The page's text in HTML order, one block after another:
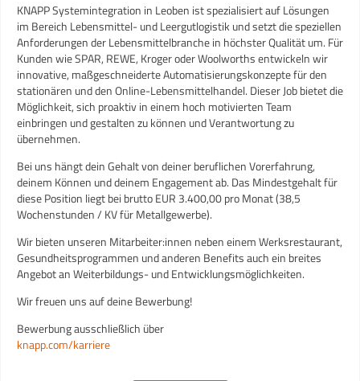
KNAPP Systemintegration in Leoben ist spezialisiert auf Lösungen
im Bereich Lebensmittel- und Leergutlogistik und setzt die speziellen
Anforderungen der Lebensmittelbranche in höchster Qualität um. Für
Kunden wie SPAR, REWE, Kroger oder Woolworths entwickeln wir
innovative, maßgeschneiderte Automatisierungskonzepte für den
stationären und den Online-Lebensmittelhandel. Dieser Job bietet die
Möglichkeit, sich proaktiv in einem hoch motivierten Team
einbringen und gestalten zu können und Verantwortung zu
übernehmen.
Bei uns hängt dein Gehalt von deiner beruflichen Vorerfahrung,
deinem Können und deinem Engagement ab. Das Mindestgehalt für
diese Position liegt bei brutto EUR 3.400,00 pro Monat (38,5
Wochenstunden / KV für Metallgewerbe).
Wir bieten unseren Mitarbeiter:innen neben einem Werksrestaurant,
Gesundheitsprogrammen und anderen Benefits auch ein breites
Angebot an Weiterbildungs- und Entwicklungsmöglichkeiten.
Wir freuen uns auf deine Bewerbung!
Bewerbung ausschließlich über
knapp.com/karriere